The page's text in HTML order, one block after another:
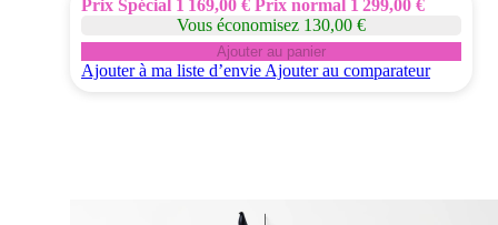
Prix Spécial 1 169,00 € Prix normal 1 299,00 €
Vous économisez 130,00 €
Ajouter au panier
Ajouter à ma liste d’envie Ajouter au comparateur